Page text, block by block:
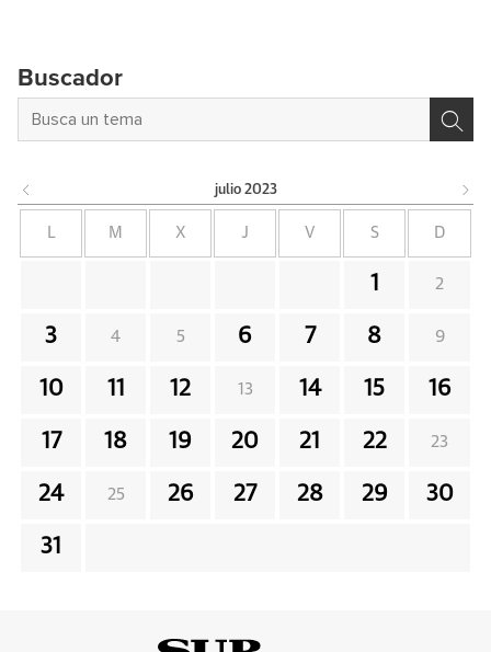
Buscador
julio 2023
L M X J V S D
1 2
3 4 5 6 7 8 9
10 11 12 13 14 15 16
17 18 19 20 21 22 23
24 25 26 27 28 29 30
31